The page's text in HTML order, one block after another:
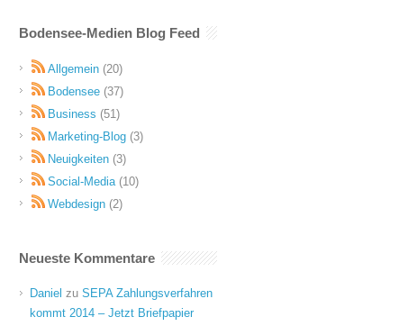
Bodensee-Medien Blog Feed
Allgemein (20)
Bodensee (37)
Business (51)
Marketing-Blog (3)
Neuigkeiten (3)
Social-Media(10)
Webdesign (2)
Neueste Kommentare
Daniel zu SEPA Zahlungsverfahren
kommt 2014 – Jetzt Briefpapier